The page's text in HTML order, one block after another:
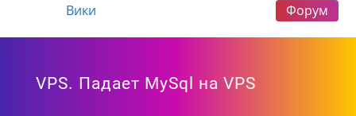
Вики
Форум
VPS. Падает MySql на VPS